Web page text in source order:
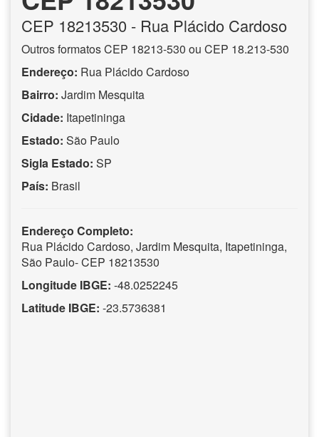
CEP 18213530 - Rua Plácido Cardoso
Outros formatos CEP 18213-530 ou CEP 18.213-530
Endereço: Rua Plácido Cardoso
Bairro: Jardim Mesquita
Cidade: Itapetininga
Estado: São Paulo
Sigla Estado: SP
País: Brasil
Endereço Completo:
Rua Plácido Cardoso, Jardim Mesquita, Itapetininga,
São Paulo- CEP 18213530
Longitude IBGE: -48.0252245
Latitude IBGE: -23.5736381